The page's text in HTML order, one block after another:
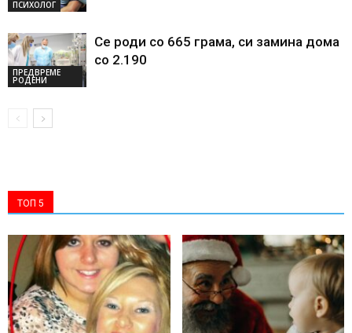
ПСИХОЛОГ
ПРЕДВРЕМЕ
РОДЕНИ
Се роди со 665 грама, си замина дома
со 2.190
ТОП 5